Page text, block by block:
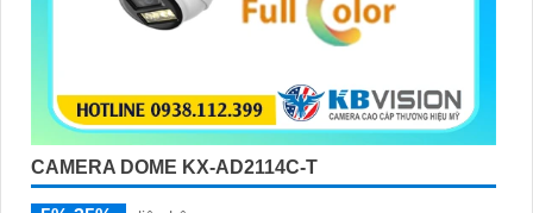
CAMERA DOME KX-AD2114C-T